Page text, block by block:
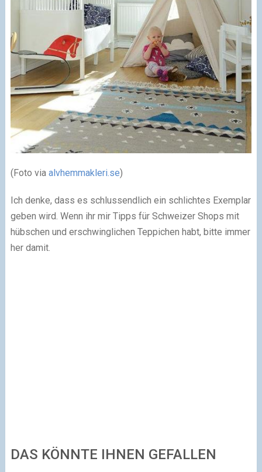
(Foto via alvhemmakleri.se)
Ich denke, dass es schlussendlich ein schlichtes Exemplar
geben wird. Wenn ihr mir Tipps für Schweizer Shops mit
hübschen und erschwinglichen Teppichen habt, bitte immer
her damit.
DAS KÖNNTE IHNEN GEFALLEN